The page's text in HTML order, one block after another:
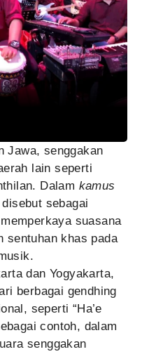
Jawa, senggakan
lain seperti
Dalam kamus
sebagai
suasana
sentuhan khas pada
dan Yogyakarta,
berbagai gendhing
seperti “Ha’e
contoh, dalam
senggakan